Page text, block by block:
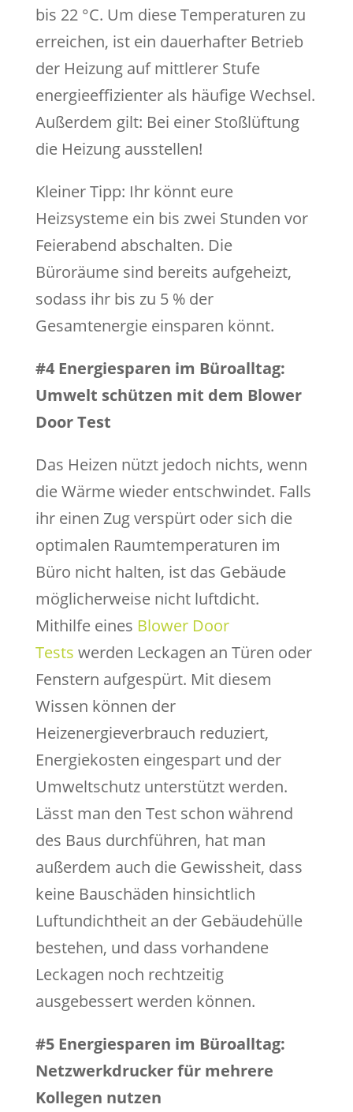
bis 22 °C. Um diese Temperaturen zu
erreichen, ist ein dauerhafter Betrieb
der Heizung auf mittlerer Stufe
energieeffizienter als häufige Wechsel.
Außerdem gilt: Bei einer Stoßlüftung
die Heizung ausstellen!
Kleiner Tipp: Ihr könnt eure
Heizsysteme ein bis zwei Stunden vor
Feierabend abschalten. Die
Büroräume sind bereits aufgeheizt,
sodass ihr bis zu 5 % der
Gesamtenergie einsparen könnt.
#4 Energiesparen im Büroalltag:
Umwelt schützen mit dem Blower
Door Test
Das Heizen nützt jedoch nichts, wenn
die Wärme wieder entschwindet. Falls
ihr einen Zug verspürt oder sich die
optimalen Raumtemperaturen im
Büro nicht halten, ist das Gebäude
möglicherweise nicht luftdicht.
Mithilfe eines Blower Door
Tests werden Leckagen an Türen oder
Fenstern aufgespürt. Mit diesem
Wissen können der
Heizenergieverbrauch reduziert,
Energiekosten eingespart und der
Umweltschutz unterstützt werden.
Lässt man den Test schon während
des Baus durchführen, hat man
außerdem auch die Gewissheit, dass
keine Bauschäden hinsichtlich
Luftundichtheit an der Gebäudehülle
bestehen, und dass vorhandene
Leckagen noch rechtzeitig
ausgebessert werden können.
#5 Energiesparen im Büroalltag:
Netzwerkdrucker für mehrere
Kollegen nutzen